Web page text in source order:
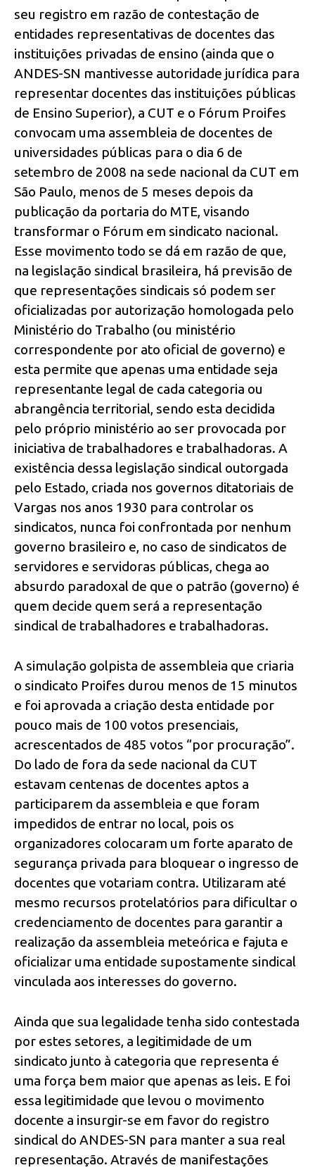
seu registro em razão de contestação de
entidades representativas de docentes das
instituições privadas de ensino (ainda que o
ANDES-SN mantivesse autoridade jurídica para
representar docentes das instituições públicas
de Ensino Superior), a CUT e o Fórum Proifes
convocam uma assembleia de docentes de
universidades públicas para o dia 6 de
setembro de 2008 na sede nacional da CUT em
São Paulo, menos de 5 meses depois da
publicação da portaria do MTE, visando
transformar o Fórum em sindicato nacional.
Esse movimento todo se dá em razão de que,
na legislação sindical brasileira, há previsão de
que representações sindicais só podem ser
oficializadas por autorização homologada pelo
Ministério do Trabalho (ou ministério
correspondente por ato oficial de governo) e
esta permite que apenas uma entidade seja
representante legal de cada categoria ou
abrangência territorial, sendo esta decidida
pelo próprio ministério ao ser provocada por
iniciativa de trabalhadores e trabalhadoras. A
existência dessa legislação sindical outorgada
pelo Estado, criada nos governos ditatoriais de
Vargas nos anos 1930 para controlar os
sindicatos, nunca foi confrontada por nenhum
governo brasileiro e, no caso de sindicatos de
servidores e servidoras públicas, chega ao
absurdo paradoxal de que o patrão (governo) é
quem decide quem será a representação
sindical de trabalhadores e trabalhadoras.
A simulação golpista de assembleia que criaria
o sindicato Proifes durou menos de 15 minutos
e foi aprovada a criação desta entidade por
pouco mais de 100 votos presenciais,
acrescentados de 485 votos “por procuração”.
Do lado de fora da sede nacional da CUT
estavam centenas de docentes aptos a
participarem da assembleia e que foram
impedidos de entrar no local, pois os
organizadores colocaram um forte aparato de
segurança privada para bloquear o ingresso de
docentes que votariam contra. Utilizaram até
mesmo recursos protelatórios para dificultar o
credenciamento de docentes para garantir a
realização da assembleia meteórica e fajuta e
oficializar uma entidade supostamente sindical
vinculada aos interesses do governo.
Ainda que sua legalidade tenha sido contestada
por estes setores, a legitimidade de um
sindicato junto à categoria que representa é
uma força bem maior que apenas as leis. E foi
essa legitimidade que levou o movimento
docente a insurgir-se em favor do registro
sindical do ANDES-SN para manter a sua real
representação. Através de manifestações